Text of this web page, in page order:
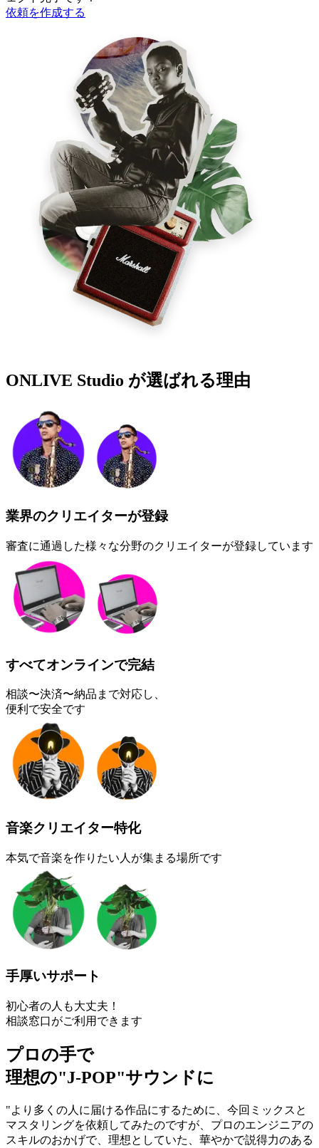
依頼を作成する
ONLIVE Studio が選ばれる理由
業界のクリエイターが登録
審査に通過した様々な分野のクリエイターが登録しています
すべてオンラインで完結
相談〜決済〜納品まで対応し、
便利で安全です
音楽クリエイター特化
本気で音楽を作りたい人が集まる場所です
手厚いサポート
初心者の人も大丈夫！
相談窓口がご利用できます
プロの手で
理想の"J-POP"サウンドに
"より多くの人に届ける作品にするために、今回ミックスと
マスタリングを依頼してみたのですが、プロのエンジニアの
スキルのおかげで、理想としていた、華やかで説得力のある